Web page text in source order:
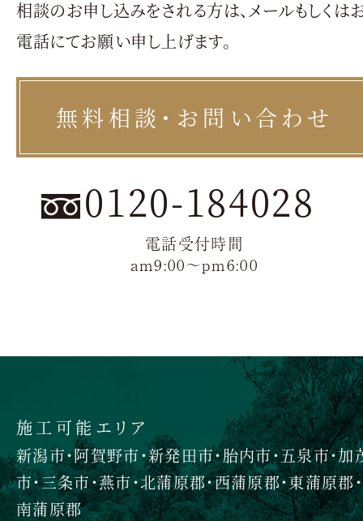
相談のお申し込みをされる方は、メールもしくは
電話にてお願い申し上げます。
無料相談・お問い合わせ
0120-184028
電話受付時間
am9:00〜pm6:00
施工可能エリア
新潟市・阿賀野市・新発田市・胎内市・五泉市・加
市・三条市・燕市・北蒲原郡・西蒲原郡・東蒲原郡・
南蒲原郡